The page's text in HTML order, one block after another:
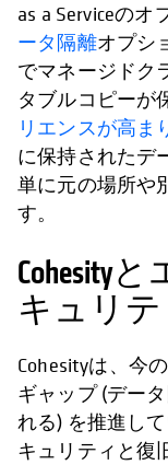
as a Serviceの
ータ隔離オプシ
でマネージドク
タブルコピーが
リエンスが高ま
に保持されたデ
単に元の場所や
す。
Cohesity
キュリテ
Cohesityは、今
ギャップ (デー
れる) を推進し
キュリティと復